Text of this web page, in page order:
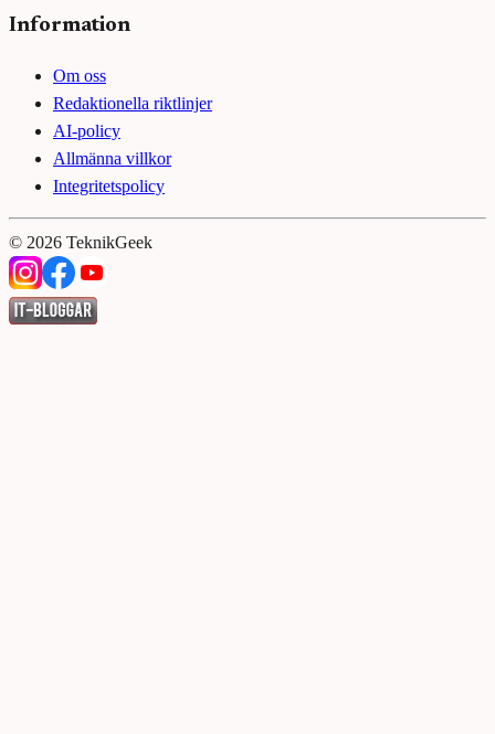
Information
Om oss
Redaktionella riktlinjer
AI-policy
Allmänna villkor
Integritetspolicy
© 2026 TeknikGeek